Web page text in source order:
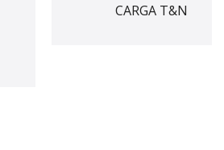
CARGA T&N